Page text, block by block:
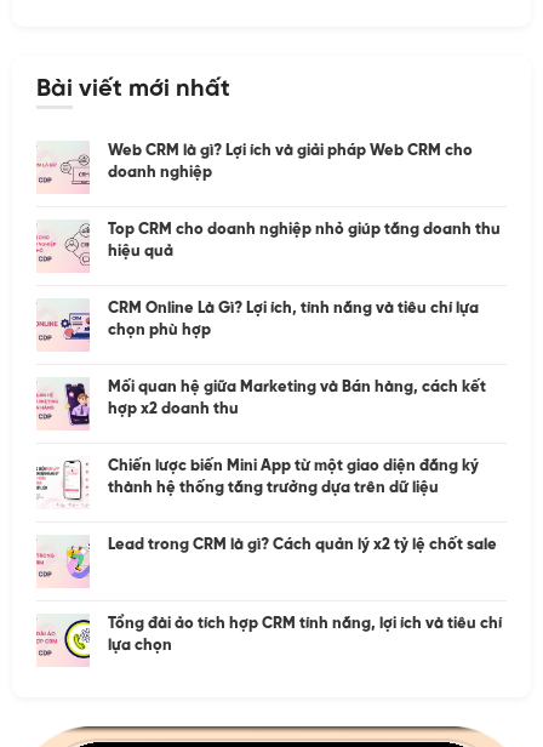
Bài viết mới nhất
Web CRM là gì? Lợi ích và giải pháp Web CRM cho
doanh nghiệp
Top CRM cho doanh nghiệp nhỏ giúp tăng doanh thu
hiệu quả
CRM Online Là Gì? Lợi ích, tính năng và tiêu chí lựa
chọn phù hợp
Mối quan hệ giữa Marketing và Bán hàng, cách kết
hợp x2 doanh thu
Chiến lược biến Mini App từ một giao diện đăng ký
thành hệ thống tăng trưởng dựa trên dữ liệu
Lead trong CRM là gì? Cách quản lý x2 tỷ lệ chốt sale
Tổng đài ảo tích hợp CRM tính năng, lợi ích và tiêu chí
lựa chọn